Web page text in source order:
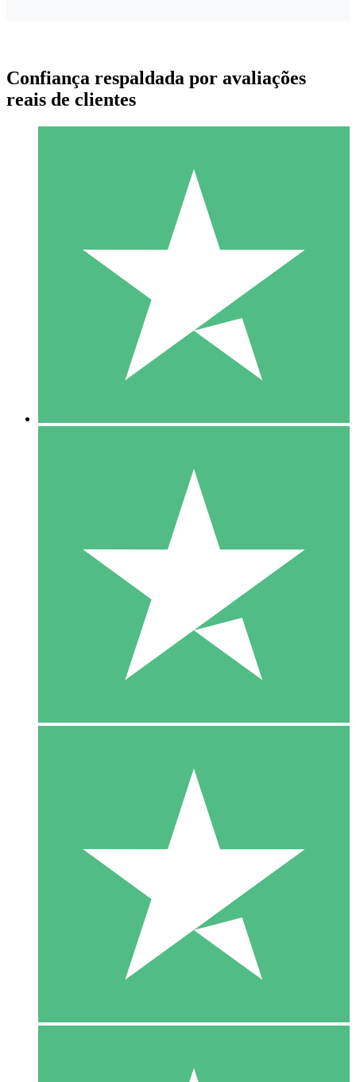
Pacotes de Créditos Individuais
Pague conforme o uso com créditos de download. Sem
1000
10 Downloads
20 00
Confiança respaldada por avaliações
reais de clientes